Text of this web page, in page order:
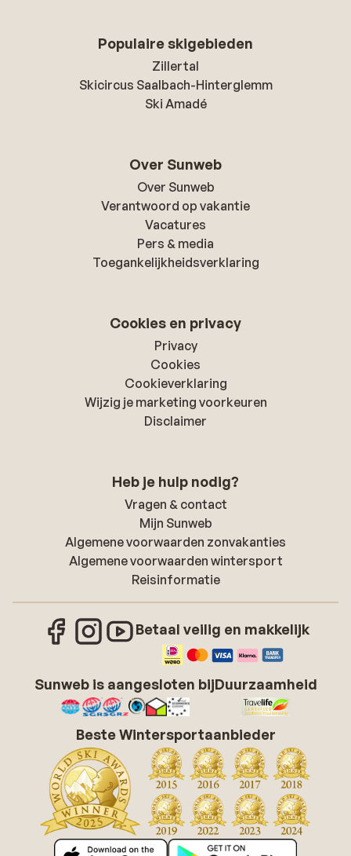
Populaire skigebieden
Zillertal
Skicircus Saalbach-Hinterglemm
Ski Amadé
Over Sunweb
Over Sunweb
Verantwoord op vakantie
Vacatures
Pers & media
Toegankelijkheidsverklaring
Cookies en privacy
Privacy
Cookies
Cookieverklaring
Wijzig je marketing voorkeuren
Disclaimer
Heb je hulp nodig?
Vragen & contact
Mijn Sunweb
Algemene voorwaarden zonvakanties
Algemene voorwaarden wintersport
Reisinformatie
Betaal veilig en makkelijk
Sunweb is aangesloten bijDuurzaamheid
Beste Wintersportaanbieder